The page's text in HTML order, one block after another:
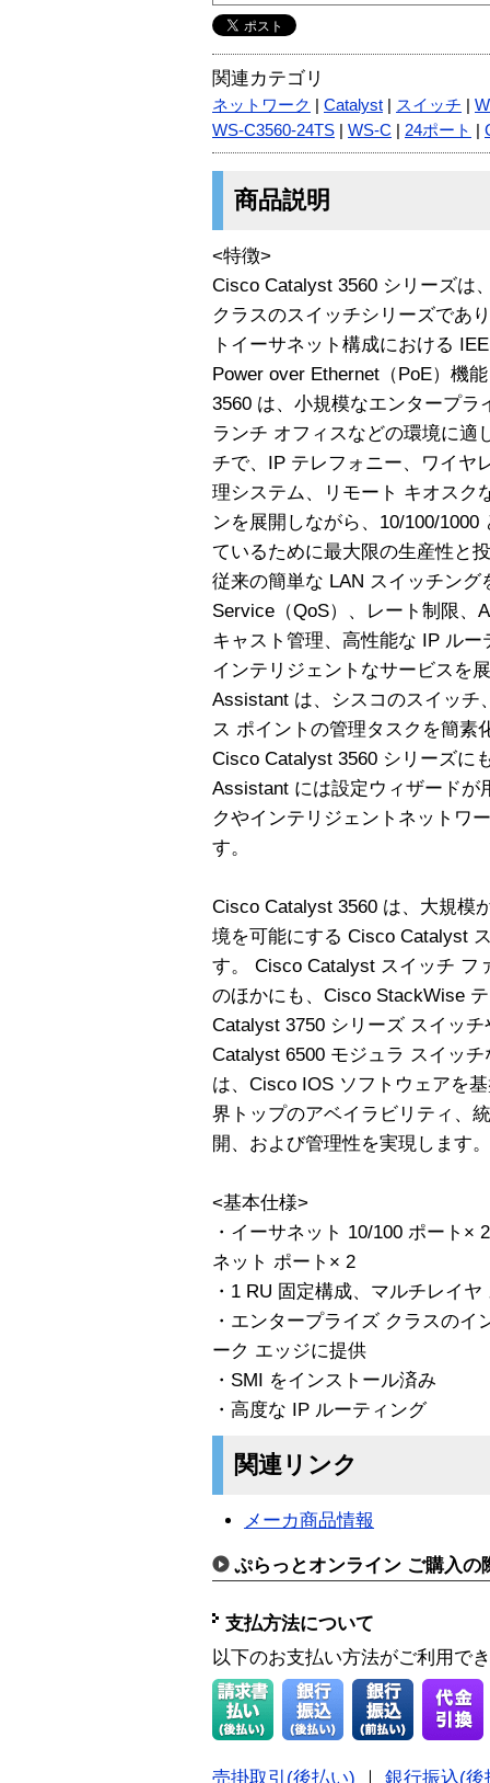
関連カテゴリ
ネットワーク Catalyst スイッチ
WS-C3560-24TS
WS-C 24ポート
商品説明
<特徴>
Cisco Catalyst 3560 シリーズは
クラスのスイッチシリーズであ
トイーサネット構成における
Power over Ethernet（PoE）機
3560 は、小規模なエンタープ
ランチ オフィスなどの環境に適
チで、IP テレフォニー、ワイヤ
理システム、リモート キオスク
ンを展開しながら、10/100/
ているために最大限の生産性と
従来の簡単な LAN スイッチン
Service（QoS）、レート制限、
キャスト管理、高性能な IP ル
インテリジェントなサービスを
Assistant は、シスコのスイッチ
ス ポイントの管理タスクを簡素
Cisco Catalyst 3560 シリーズに
Assistant には設定ウィザードが
クやインテリジェントネットワ
す。
Cisco Catalyst 3560 は、大規模
境を可能にする Cisco Catalyst
す。 Cisco Catalyst スイッチ フ
のほかにも、Cisco StackWise
Catalyst 3750 シリーズ スイッ
Catalyst 6500 モジュラ スイッ
は、Cisco IOS ソフトウェアを
界トップのアベイラビリティ、
開、および管理性を実現します。
<基本仕様>
・イーサネット 10/100 ポート×
ネット ポート× 2
・1 RU 固定構成、マルチレイヤ
・エンタープライズ クラスの
ーク エッジに提供
・SMI をインストール済み
・高度な IP ルーティング
関連リンク
メーカ商品情報
ぷらっとオンライン ご購入の
支払方法について
以下のお支払い方法がご利用で
売掛取引(後払い) 銀行振込(後